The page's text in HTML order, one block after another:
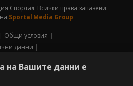
Спортал. Всички права запазени.
Sportal Media Group
Общи условия
данни
и технологиите, използвани в него, са
на Вашите данни е